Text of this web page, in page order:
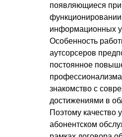
появляющиеся при
функционировании
информационных
Особенность
аутсорсеров
постоянное
профессионализма
знакомство с
достижениями в
Поэтому качество
абонентском